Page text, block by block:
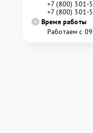
+7 (800) 301-
+7 (800) 301-
Время работы
Работаем с